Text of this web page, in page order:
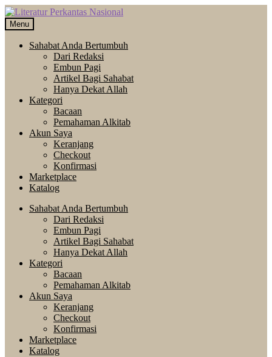
Skip
to
navigation
Langsung
ke
isi
Menu
Sahabat Anda Bertumbuh
Dari Redaksi
Embun Pagi
Artikel Bagi Sahabat
Hanya Dekat Allah
Kategori
Bacaan
Pemahaman Alkitab
Akun Saya
Keranjang
Checkout
Konfirmasi
Marketplace
Katalog
Sahabat Anda Bertumbuh
Dari Redaksi
Embun Pagi
Artikel Bagi Sahabat
Hanya Dekat Allah
Kategori
Bacaan
Pemahaman Alkitab
Akun Saya
Keranjang
Checkout
Konfirmasi
Marketplace
Katalog